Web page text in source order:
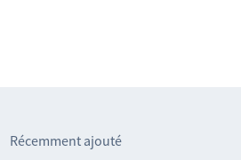
Récemment ajouté